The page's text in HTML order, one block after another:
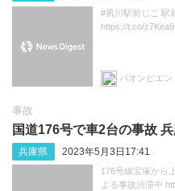
#夙川駅前じこ 駅
https://t.co/
パオンピエン
事故
国道176号で車2台の事故
兵庫県 2023年5月3日17:41
176号線宝塚から
よる事故渋滞中